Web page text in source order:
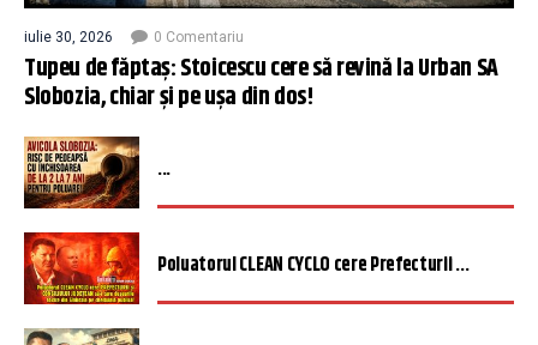
iulie 30, 2026 0 Comentariu
Tupeu de făptaș: Stoicescu cere să revină la Urban SA
Slobozia, chiar și pe ușa din dos!
...
Poluatorul CLEAN CYCLO cere Prefecturii ...